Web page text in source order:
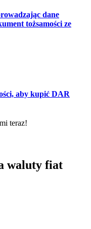
dane
tożsamości ze
aby kupić DAR
teraz!
waluty fiat